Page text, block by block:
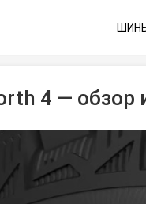
4 — обзор